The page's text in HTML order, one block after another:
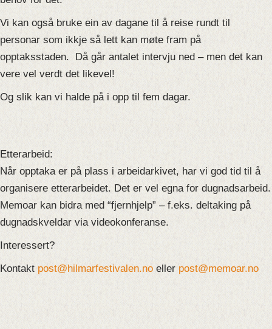
Vi kan også bruke ein av dagane til å reise rundt til
personar som ikkje så lett kan møte fram på
opptaksstaden. Då går antalet intervju ned – men det kan
vere vel verdt det likevel!
Og slik kan vi halde på i opp til fem dagar.
Etterarbeid:
Når opptaka er på plass i arbeidarkivet, har vi god tid til å
organisere etterarbeidet. Det er vel egna for dugnadsarbeid.
Memoar kan bidra med “fjernhjelp” – f.eks. deltaking på
dugnadskveldar via videokonferanse.
Interessert?
Kontakt post@hilmarfestivalen.no eller post@memoar.no